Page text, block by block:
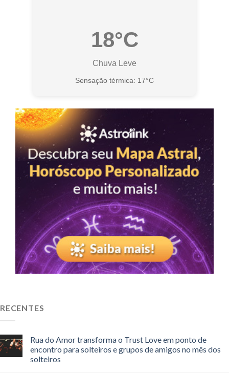
18°C
Chuva Leve
Sensação térmica: 17°C
RECENTES
Rua do Amor transforma o Trust Love em ponto de
encontro para solteiros e grupos de amigos no mês dos
solteiros